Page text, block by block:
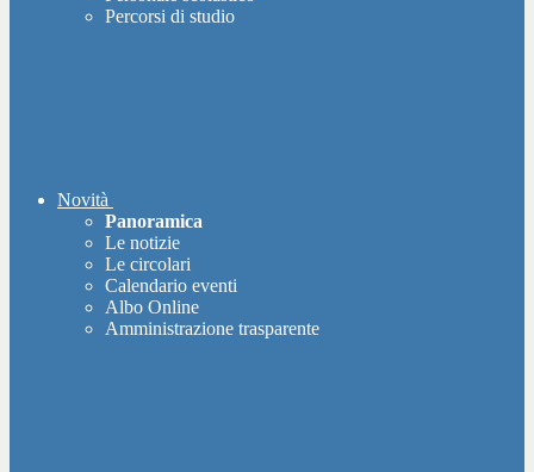
Percorsi di studio
Novità
Panoramica
Le notizie
Le circolari
Calendario eventi
Albo Online
Amministrazione trasparente